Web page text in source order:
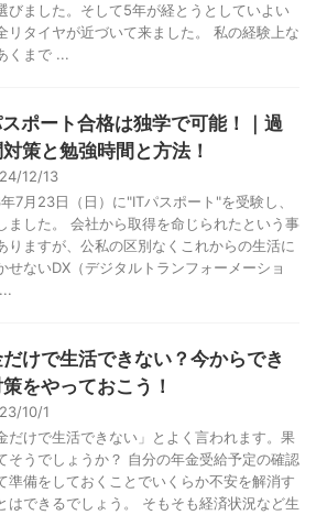
びました。そして5年が経とうとしていよい
リタイヤが近づいて来ました。 私の経験上な
くまで ...
ポート合格は独学で可能！｜過
策と勉強時間と方法！
12/13
7月23日（日）に"ITパスポート"を受験し、
ました。 会社から取得を命じられたという事
りますが、公私の区別なくこれからの生活に
せないDX（デジタルトランフォーメーショ
けで生活できない？今からでき
をやっておこう！
10/1
だけで生活できない」とよく言われます。果
そうでしょうか？ 自分の年金受給予定の確認
準備をしておくことでいくらか不安を解消す
はできるでしょう。 そもそも経済状況など生